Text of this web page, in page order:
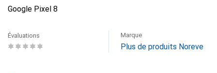
Google Pixel 8
Évaluations Marque
Plus de produits Noreve